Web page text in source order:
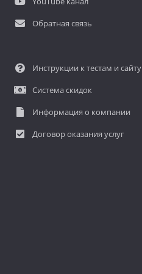
Обратная связь
Инструкции к тестам и сайту
Система скидок
Информация о компании
Договор оказания услуг